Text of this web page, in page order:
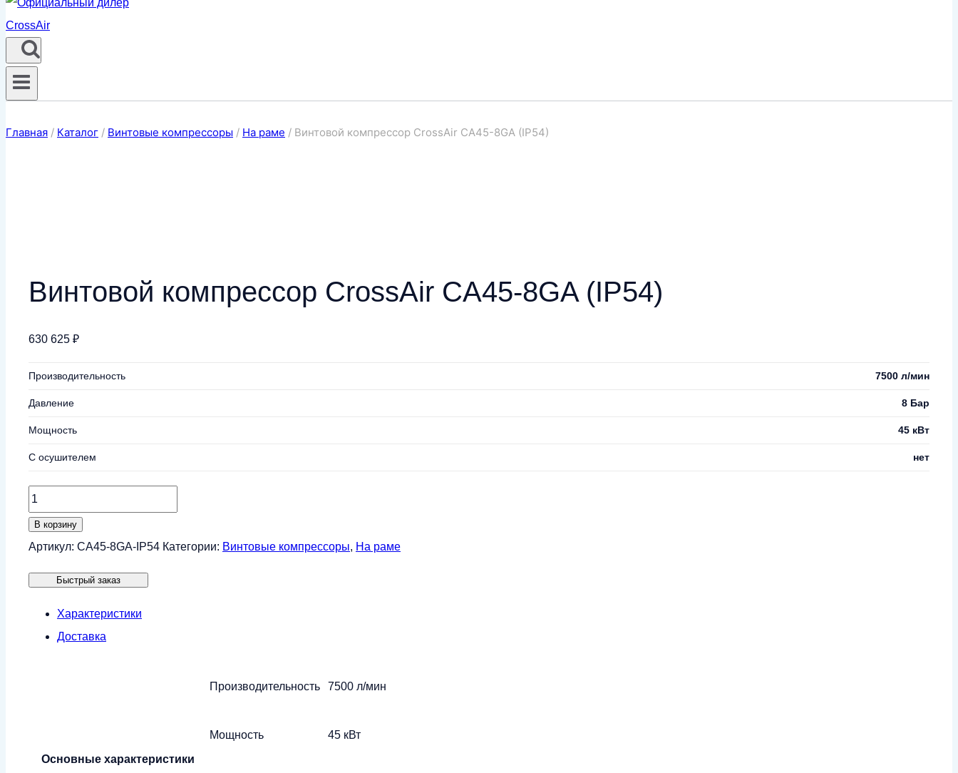
Главная / Каталог / Винтовые компрессоры / На раме / Винтовой компрессор CrossAir CA45-8GA (IP54)
Винтовой компрессор CrossAir CA45-8GA (IP54)
630 625 ₽
Производительность 7500 л/мин
Давление 8 Бар
Мощность 45 кВт
С осушителем нет
Количество
товара
Винтовой
CrossAir
CA45-
8GA
В корзину
Артикул: CA45-8GA-IP54 Категории: Винтовые компрессоры, На раме
Быстрый заказ
Характеристики
Доставка
Основные характеристики
Производительность 7500 л/мин
Мощность 45 кВт